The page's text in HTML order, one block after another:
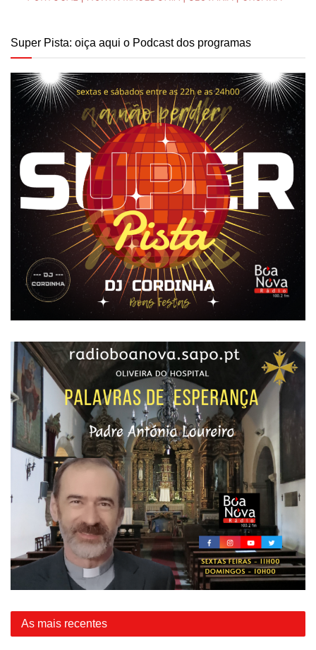
Super Pista: oiça aqui o Podcast dos programas
As mais recentes